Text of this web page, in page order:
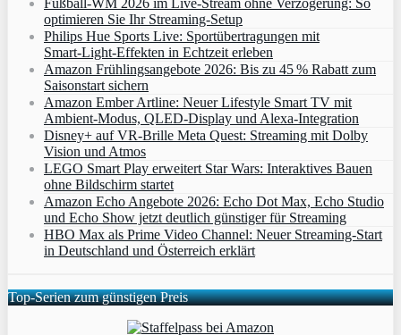
Fußball-WM 2026 im Live-Stream ohne Verzögerung: So
optimieren Sie Ihr Streaming-Setup
Philips Hue Sports Live: Sportübertragungen mit
Smart‑Light‑Effekten in Echtzeit erleben
Amazon Frühlingsangebote 2026: Bis zu 45 % Rabatt zum
Saisonstart sichern
Amazon Ember Artline: Neuer Lifestyle Smart TV mit
Ambient‑Modus, QLED‑Display und Alexa‑Integration
Disney+ auf VR-Brille Meta Quest: Streaming mit Dolby
Vision und Atmos
LEGO Smart Play erweitert Star Wars: Interaktives Bauen
ohne Bildschirm startet
Amazon Echo Angebote 2026: Echo Dot Max, Echo Studio
und Echo Show jetzt deutlich günstiger für Streaming
HBO Max als Prime Video Channel: Neuer Streaming‑Start
in Deutschland und Österreich erklärt
Top-Serien zum günstigen Preis